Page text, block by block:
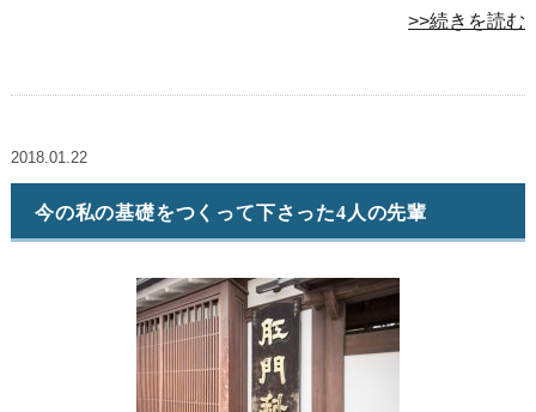
>>続きを読む
2018.01.22
今の私の基礎をつくって下さった4人の先輩